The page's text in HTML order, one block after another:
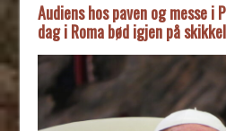
Audiens hos paven og messe
dag i Roma bød igjen på